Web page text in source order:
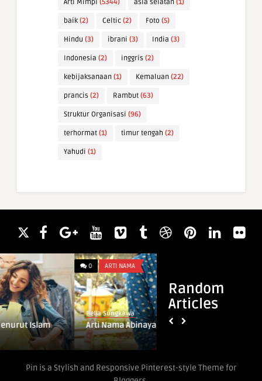
Arti Mimpi (5344) asia selatan (1)
baik (2) Celtic (2) Foto (5)
Hindu (3) ibrani (3) India (3)
Indonesia (2) inggris (2)
kebijaksanaan (1) Kemaluan (22)
prancis (2) Rambut (63)
Struktur Organisasi (96)
terhormat (1) timur tengah (2)
Yahudi (1)
Random
Articles
0 ARTI NAMA
Bella Sungkawa
Arti Nama Abinaya
Pin is a Stylish and Responsive Pinterest-style Theme for